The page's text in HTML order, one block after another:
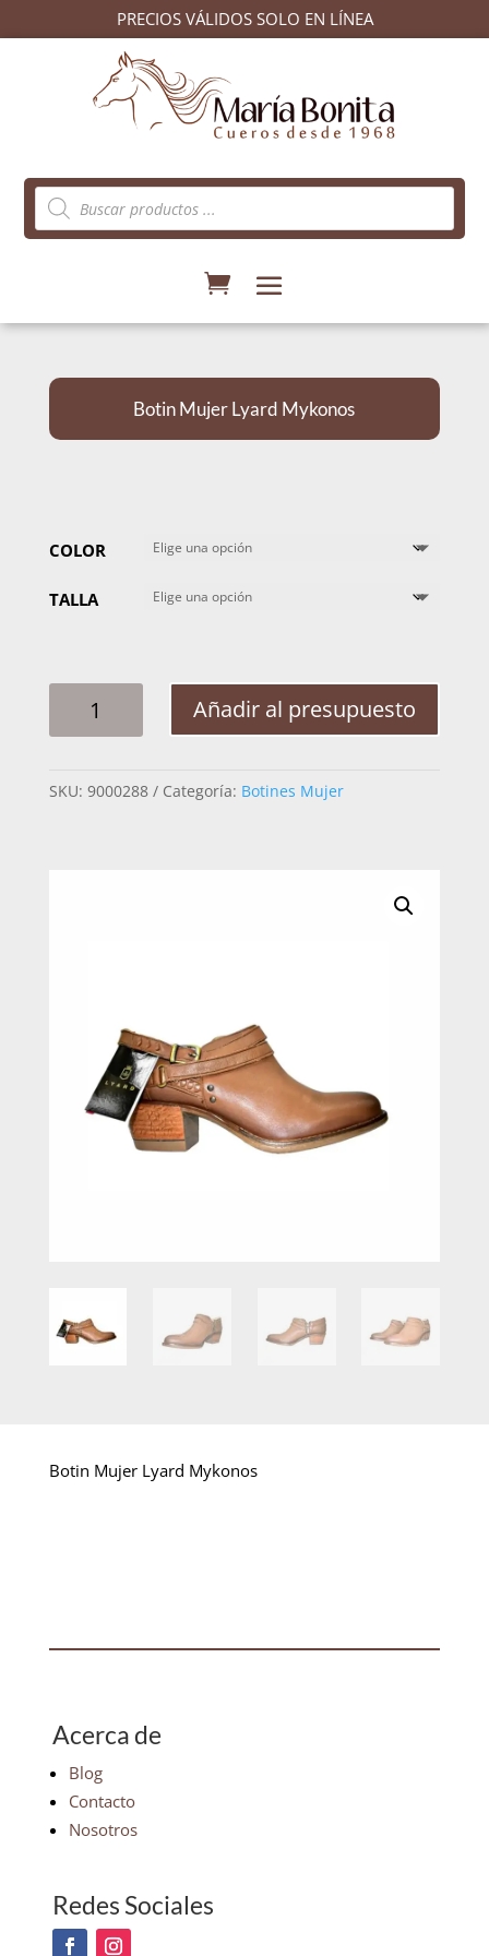
PRECIOS VÁLIDOS SOLO EN LÍNEA
Búsqueda
de
productos
Botin Mujer Lyard Mykonos
COLOR
TALLA
MUJER
CANTIDAD
Añadir al presupuesto
SKU: 9000288 Categoría: Botines Mujer
Botin Mujer Lyard Mykonos
Acerca de
Blog
Contacto
Nosotros
Redes Sociales